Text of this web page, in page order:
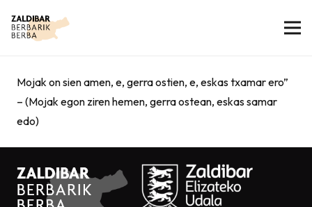
Mojak on sien amen, e, gerra ostien, e, eskas txamar ero”
– (Mojak egon ziren hemen, gerra ostean, eskas samar
edo)